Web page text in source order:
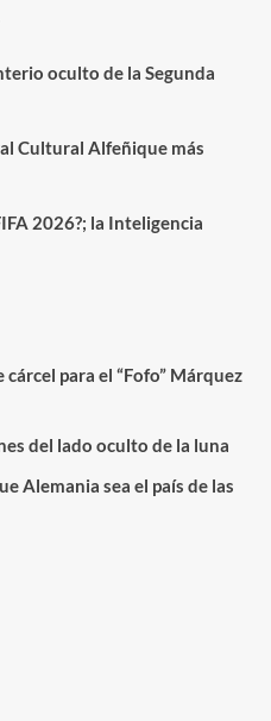
oculto de la Segunda
Cultural Alfeñique más
2026?; la Inteligencia
cárcel para el “Fofo” Márquez
del lado oculto de la luna
Alemania sea el país de las